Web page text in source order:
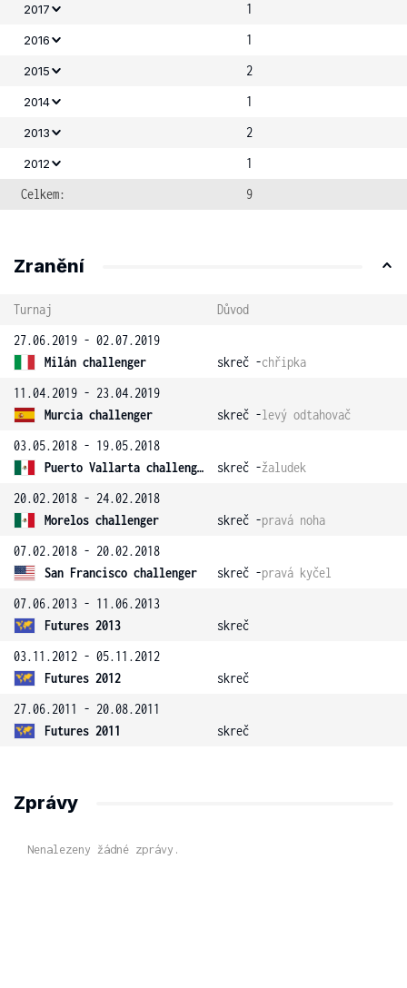
2017 1
2016 1
2015 2
2014 1
2013 2
2012
1
Celkem:
9
Zranění
Turnaj
Důvod
27.06.2019 - 02.07.2019
Milán challenger
skreč -chřipka
11.04.2019 - 23.04.2019
Murcia challenger
skreč -levý odtahovač
03.05.2018 - 19.05.2018
Puerto Vallarta challenger
skreč -žaludek
20.02.2018 - 24.02.2018
Morelos challenger
skreč -pravá noha
07.02.2018 - 20.02.2018
San Francisco challenger
skreč -pravá kyčel
07.06.2013 - 11.06.2013
Futures 2013
skreč
03.11.2012 - 05.11.2012
Futures 2012
skreč
27.06.2011 - 20.08.2011
Futures 2011
skreč
Zprávy
Nenalezeny žádné zprávy.